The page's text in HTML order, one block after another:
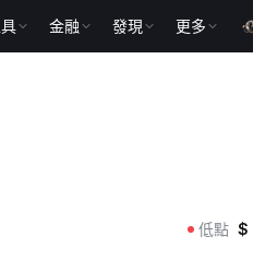
金融 發現 更多
低點 $